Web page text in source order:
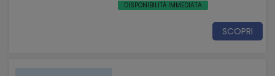
DISPONIBILITÀ IMMEDIATA
SCOPRI